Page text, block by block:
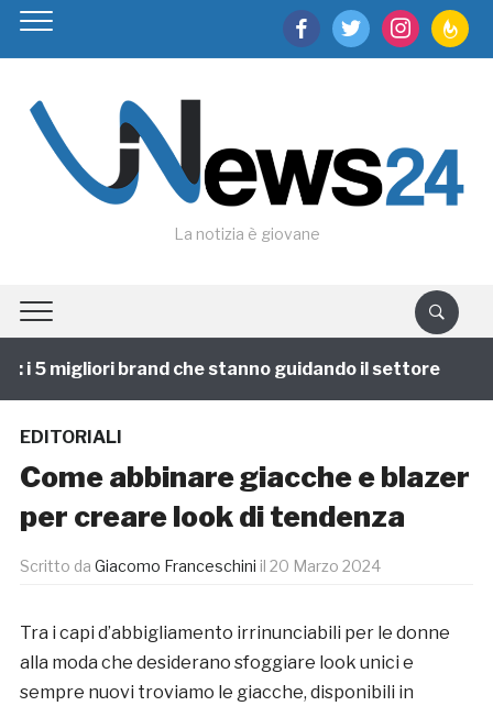
facebooktwitter instagram
La notizia è giovane
5 migliori brand che stanno guidando il settore
EDITORIALI
Come abbinare giacche e blazer
per creare look di tendenza
Scritto da Giacomo Franceschini il 20 Marzo 2024
Tra i capi d’abbigliamento irrinunciabili per le donne
alla moda che desiderano sfoggiare look unici e
sempre nuovi troviamo le giacche, disponibili in